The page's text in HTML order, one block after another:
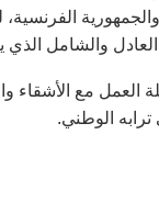
والشامل
العمل مع
ترابه الوطني.